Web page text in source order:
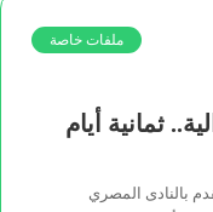
ملفات خاصة
ثمانية أيام
بالنادى المصري